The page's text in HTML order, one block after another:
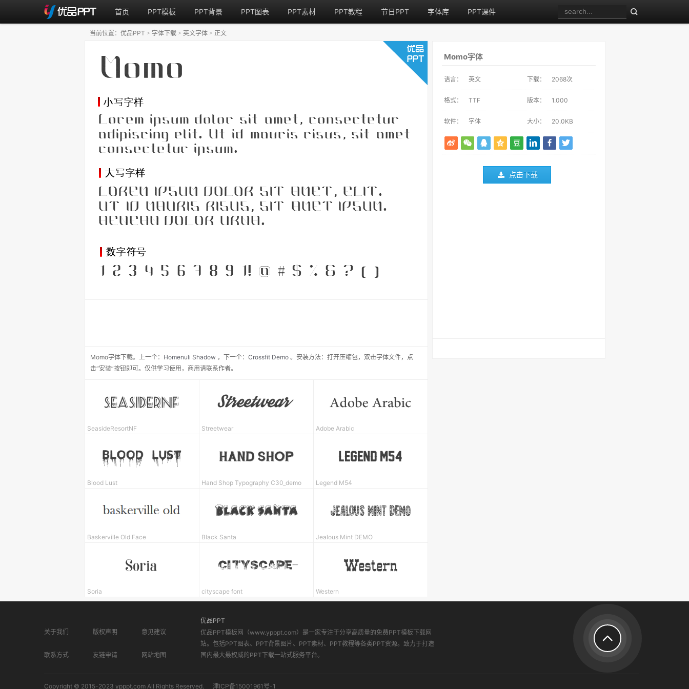
首页 PPT模板 PPT背景 PPT图表 PPT素材 PPT教程 节日PPT 字体库 PPT课件
Momo字体
语言： 英文 下载： 2068次
格式： TTF 版本： 1.000
软件： 字体 大小： 20.0KB
点击下载
Momo字体下载。 上一个： Homenuli Shadow ， 下一个： Crossfit Demo 。安装方法：打开压缩包，双击字体文件，点
击“安装”按钮即可。仅供学习使用，商用请联系作者。
当前位置： 优品PPT > 字体下载 > 英文字体 > 正文
SeasideResortNF Streetwear Adobe Arabic
Blood Lust Hand Shop Typography C30_demo Legend M54
Baskerville Old Face Black Santa Jealous Mint DEMO
Soria cityscape font Western
关于我们 版权声明 意见建议
联系方式 友链申请 网站地图
优品PPT
优品PPT模板网（www.ypppt.com）是一家专注于分享高质量的免费PPT模板下载网
站。包括PPT图表、PPT背景图片、PPT素材、PPT教程等各类PPT资源。致力于打造
国内最大最权威的PPT下载一站式服务平台。
Copyright © 2015-2023 ypppt.com All Rights Reserved. 津ICP备15001961号-1